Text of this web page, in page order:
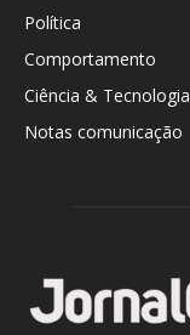
Política
Comportamento
Ciência & Tecnologia
Notas comunicação